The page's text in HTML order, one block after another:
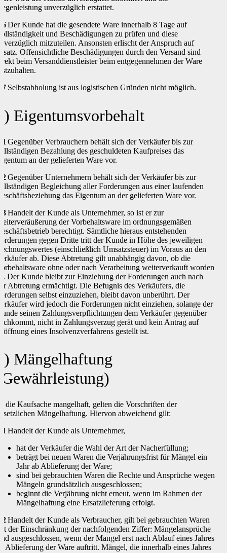
unverzüglich erstattet.
Der Kunde hat die gesendete Ware innerhalb 8 Tage auf
und Beschädigungen zu prüfen und diese
mitzuteilen. Ansonsten erlischt der Anspruch auf
Offensichtliche Beschädigungen durch den Versand sind
beim Versanddienstleister beim entgegennehmen der Ware
Selbstabholung ist aus logistischen Gründen nicht möglich.
Eigentumsvorbehalt
Gegenüber Verbrauchern behält sich der Verkäufer bis zur
Bezahlung des geschuldeten Kaufpreises das
an der gelieferten Ware vor.
Gegenüber Unternehmern behält sich der Verkäufer bis zur
Begleichung aller Forderungen aus einer laufenden
das Eigentum an der gelieferten Ware vor.
Handelt der Kunde als Unternehmer, so ist er zur
der Vorbehaltsware im ordnungsgemäßen
berechtigt. Sämtliche hieraus entstehenden
gegen Dritte tritt der Kunde in Höhe des jeweiligen
(einschließlich Umsatzsteuer) im Voraus an den
ab. Diese Abtretung gilt unabhängig davon, ob die
ohne oder nach Verarbeitung weiterverkauft worden
Der Kunde bleibt zur Einziehung der Forderungen auch nach
Abtretung ermächtigt. Die Befugnis des Verkäufers, die
selbst einzuziehen, bleibt davon unberührt. Der
wird jedoch die Forderungen nicht einziehen, solange der
seinen Zahlungsverpflichtungen dem Verkäufer gegenüber
nicht in Zahlungsverzug gerät und kein Antrag auf
eines Insolvenzverfahrens gestellt ist.
Mängelhaftung
die Kaufsache mangelhaft, gelten die Vorschriften der
Mängelhaftung. Hiervon abweichend gilt:
Handelt der Kunde als Unternehmer,
hat der Verkäufer die Wahl der Art der Nacherfüllung;
beträgt bei neuen Waren die Verjährungsfrist für Mängel ein
Jahr ab Ablieferung der Ware;
sind bei gebrauchten Waren die Rechte und Ansprüche wegen
Mängeln grundsätzlich ausgeschlossen;
beginnt die Verjährung nicht erneut, wenn im Rahmen der
Mängelhaftung eine Ersatzlieferung erfolgt.
Handelt der Kunde als Verbraucher, gilt bei gebrauchten Waren
der Einschränkung der nachfolgenden Ziffer: Mängelansprüche
ausgeschlossen, wenn der Mangel erst nach Ablauf eines Jahres
Ablieferung der Ware auftritt. Mängel, die innerhalb eines Jahres